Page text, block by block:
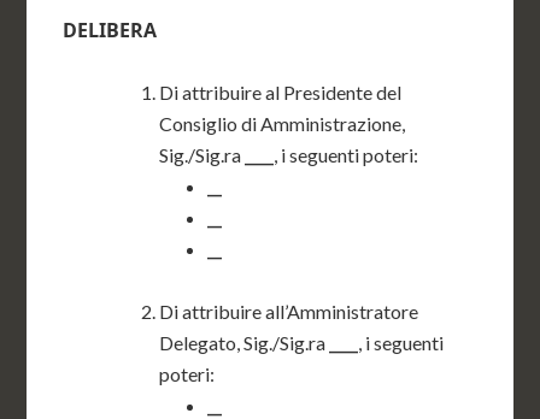
DELIBERA
Di attribuire al Presidente del
Consiglio di Amministrazione,
Sig./Sig.ra
, i seguenti poteri:
Di attribuire all’Amministratore
Delegato, Sig./Sig.ra
, i seguenti
poteri: